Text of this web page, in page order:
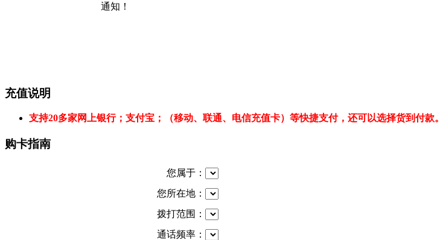
通知！
充值说明
支持20多家网上银行；支付宝；（移动、联通、电信充值卡）等快捷支付，还可以选择货到付款。
购卡指南
您属于：
您所在地：
拨打范围：
通话频率：